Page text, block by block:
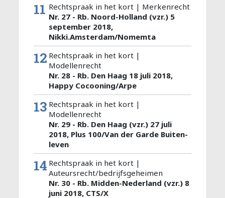
11 Rechtspraak in het kort | Merkenrecht
Nr. 27 - Rb. Noord-Holland (vzr.) 5
september 2018,
Nikki.Amsterdam/Nomemta
12 Rechtspraak in het kort |
Modellenrecht
Nr. 28 - Rb. Den Haag 18 juli 2018,
Happy Cocooning/Arpe
13 Rechtspraak in het kort |
Modellenrecht
Nr. 29 - Rb. Den Haag (vzr.) 27 juli
2018, Plus 100/Van der Garde Buiten-
leven
14 Rechtspraak in het kort |
Auteursrecht/bedrijfsgeheimen
Nr. 30 - Rb. Midden-Nederland (vzr.) 8
juni 2018, CTS/X